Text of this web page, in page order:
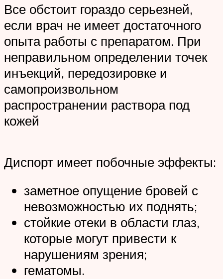
Все обстоит гораздо серьезней,
если врач не имеет достаточного
опыта работы с препаратом. При
неправильном определении точек
инъекций, передозировке и
самопроизвольном
распространении раствора под
кожей
Диспорт имеет побочные эффекты:
заметное опущение бровей с
невозможностью их поднять;
стойкие отеки в области глаз,
которые могут привести к
нарушениям зрения;
гематомы.